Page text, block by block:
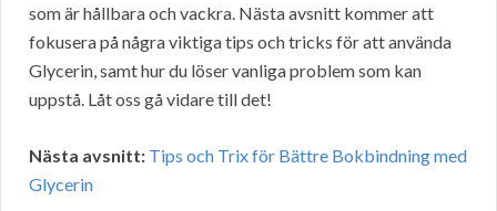
som är hållbara och vackra. Nästa avsnitt kommer att
fokusera på några viktiga tips och tricks för att använda
Glycerin, samt hur du löser vanliga problem som kan
uppstå. Låt oss gå vidare till det!
Nästa avsnitt: Tips och Trix för Bättre Bokbindning med
Glycerin